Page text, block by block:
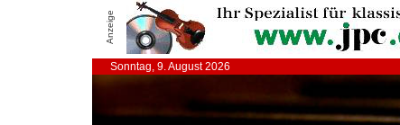
Anzeige
Sonntag, 9. August 2026